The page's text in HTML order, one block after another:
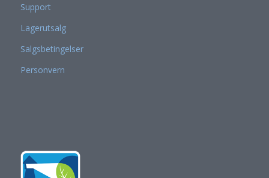
Support
Lagerutsalg
Salgsbetingelser
Personvern